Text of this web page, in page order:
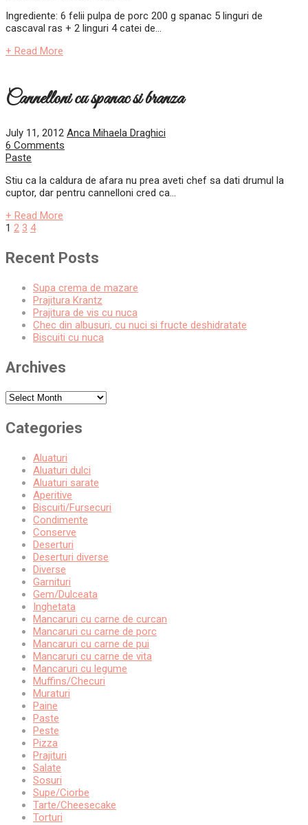
Ingrediente: 6 felii pulpa de porc 200 g spanac 5 linguri de
cascaval ras + 2 linguri 4 catei de...
+ Read More
Cannelloni cu spanac si branza
July 11, 2012 Anca Mihaela Draghici
6 Comments
Paste
Stiu ca la caldura de afara nu prea aveti chef sa dati drumul la
cuptor, dar pentru cannelloni cred ca...
+ Read More
Posts
pagination
1 2 3 4
Recent Posts
Supa crema de mazare
Prajitura Krantz
Prajitura de vis cu nuca
Chec din albusuri, cu nuci si fructe deshidratate
Biscuiti cu nuca
Archives
Archives
Categories
Aluaturi
Aluaturi dulci
Aluaturi sarate
Aperitive
Biscuiti/Fursecuri
Condimente
Conserve
Deserturi
Deserturi diverse
Diverse
Garnituri
Gem/Dulceata
Inghetata
Mancaruri cu carne de curcan
Mancaruri cu carne de porc
Mancaruri cu carne de pui
Mancaruri cu carne de vita
Mancaruri cu legume
Muffins/Checuri
Muraturi
Paine
Paste
Peste
Pizza
Prajituri
Salate
Sosuri
Supe/Ciorbe
Tarte/Cheesecake
Torturi